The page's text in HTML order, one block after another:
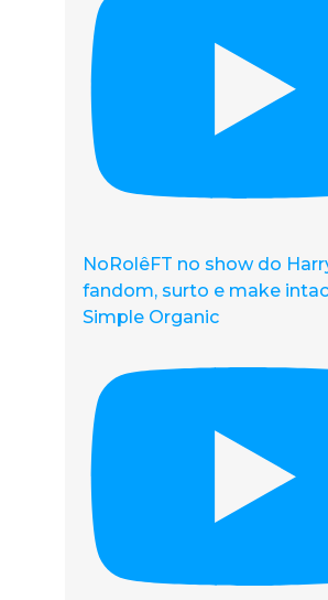
NoRolêFT no show do
fandom, surto e make
Simple Organic